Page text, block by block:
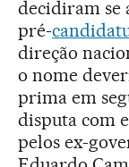
decidiram se
pré-
direção
o nome
prima em
disputa com
pelos ex-